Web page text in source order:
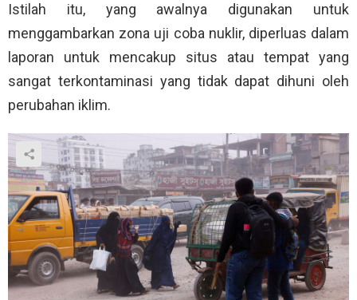
Istilah itu, yang awalnya digunakan untuk
menggambarkan zona uji coba nuklir, diperluas dalam
laporan untuk mencakup situs atau tempat yang
sangat terkontaminasi yang tidak dapat dihuni oleh
perubahan iklim.